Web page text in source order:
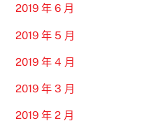
2019 年 6 月
2019 年 5 月
2019 年 4 月
2019 年 3 月
2019 年 2 月